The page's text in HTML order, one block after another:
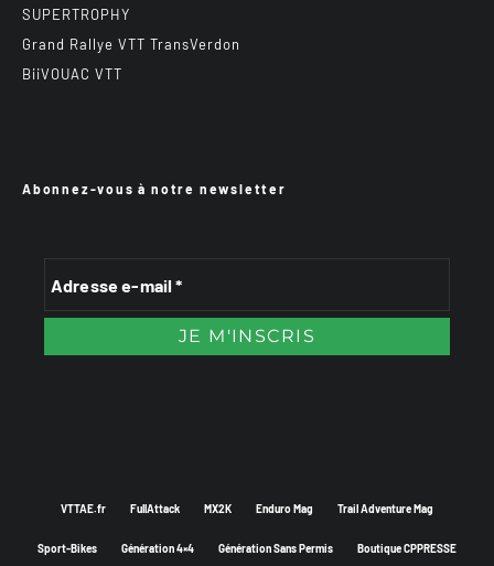
SUPERTROPHY
Grand Rallye VTT TransVerdon
BiiVOUAC VTT
Abonnez-vous à notre newsletter
VTTAE.fr FullAttack MX2K Enduro Mag Trail Adventure Mag
Sport-Bikes Génération 4×4 Génération Sans Permis Boutique CPPRESSE